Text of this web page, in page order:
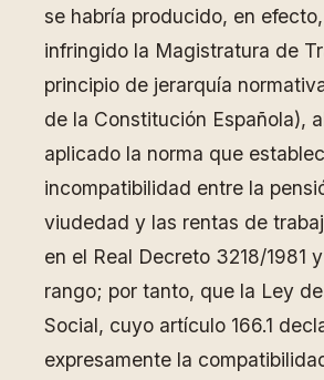
se habría producido, en
infringido la Magistratura de
principio de jerarquía
de la Constitución Española),
aplicado la norma que
incompatibilidad entre la
viudedad y las rentas de
en el Real Decreto 3218/1981
rango; por tanto, que la Ley
Social, cuyo artículo 166.1
expresamente la